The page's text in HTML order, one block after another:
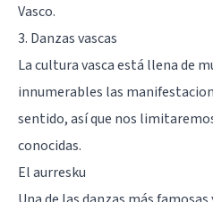
Vasco.
3. Danzas vascas
La cultura vasca está llena de
innumerables las
sentido, así que nos
conocidas.
El aurresku